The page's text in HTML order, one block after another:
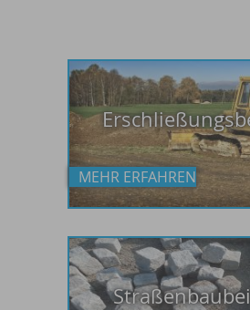
MEHR ERFAHREN